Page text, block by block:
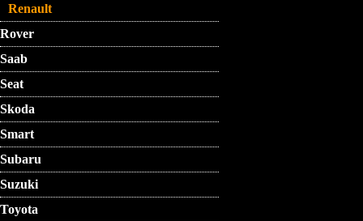
Renault
Rover
Saab
Seat
Skoda
Smart
Subaru
Suzuki
Toyota